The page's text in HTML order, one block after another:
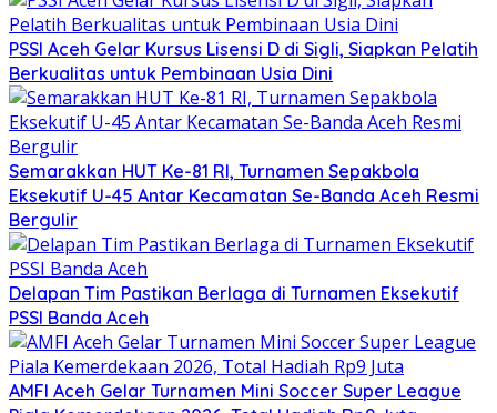
PSSI Aceh Gelar Kursus Lisensi D di Sigli, Siapkan Pelatih
Berkualitas untuk Pembinaan Usia Dini
Semarakkan HUT Ke-81 RI, Turnamen Sepakbola
Eksekutif U-45 Antar Kecamatan Se-Banda Aceh Resmi
Bergulir
Delapan Tim Pastikan Berlaga di Turnamen Eksekutif
PSSI Banda Aceh
AMFI Aceh Gelar Turnamen Mini Soccer Super League